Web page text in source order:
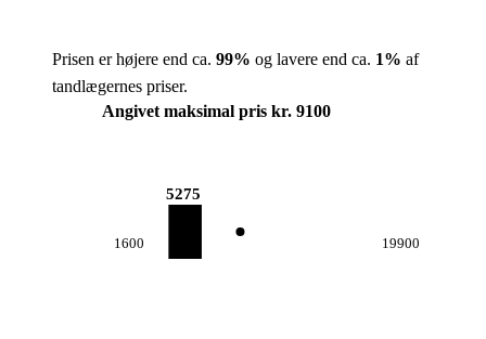
Prisen er højere end ca. 99% og lavere end ca. 1% af
tandlægernes priser.
Angivet maksimal pris kr. 9100
1600
5275
19900